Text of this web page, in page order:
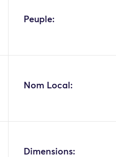
Peuple:
Nom Local:
Dimensions: